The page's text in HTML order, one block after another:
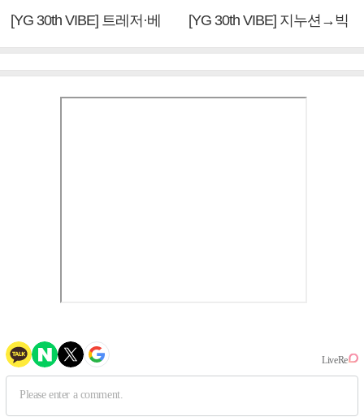
[YG 30th VIBE] 트레저·베
[YG 30th VIBE] 지누션→빅